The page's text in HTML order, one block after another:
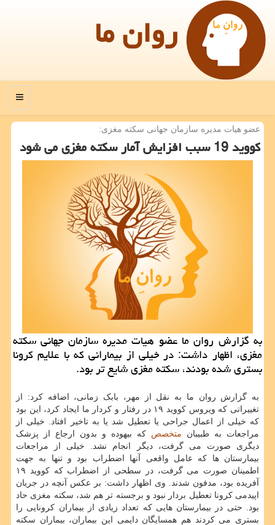
روان ما
منو
عضو هیات مدیره سازمان جهانی سكته مغزی:
كووید 19 سبب افزایش آمار سكته مغزی می شود
به گزارش روان ما عضو هیات مدیره سازمان جهانی سكته
مغزی، اظهار داشت: در خیلی از بیمارانی كه با علایم كرونا
بستری شده بودند، سكته مغزی شایع تر بود.
به گزارش روان ما به نقل از مهر، بابک زمانی، اضافه کرد: از
تغییراتی که ویروس کووید ۱۹ در رفتار و کردار ما ایجاد کرد، این بود
که خیلی از اعمال جراحی یا تعطیل شد یا به تاخیر افتاد. خیلی از
مراجعات به طبیبان متخصص که بیهوده و بدون ارجاع از پزشک
دیگری صورت می گرفت، دیگر انجام نشد. خیلی از مراجعات
بیمارستان ها که عامل واقعی آنها اضطراب بود و تنها به جهت
اطمینان صورت می گرفت، در سطحی از اضطراب که کووید ۱۹
آفریده بود، مدفون شدند. وی اظهار داشت: بر عکس آنچه در جریان
اپیدمی کرونا تعطیل بردار نبود و برجسته تر هم شد، سکته مغزی حاد
بود. حتی در بیمارستان هایی که تعداد زیادی از بیماران کرونایی را
بستری می کردند هم همسایگان دایمی این بیماران، بیماران سکته